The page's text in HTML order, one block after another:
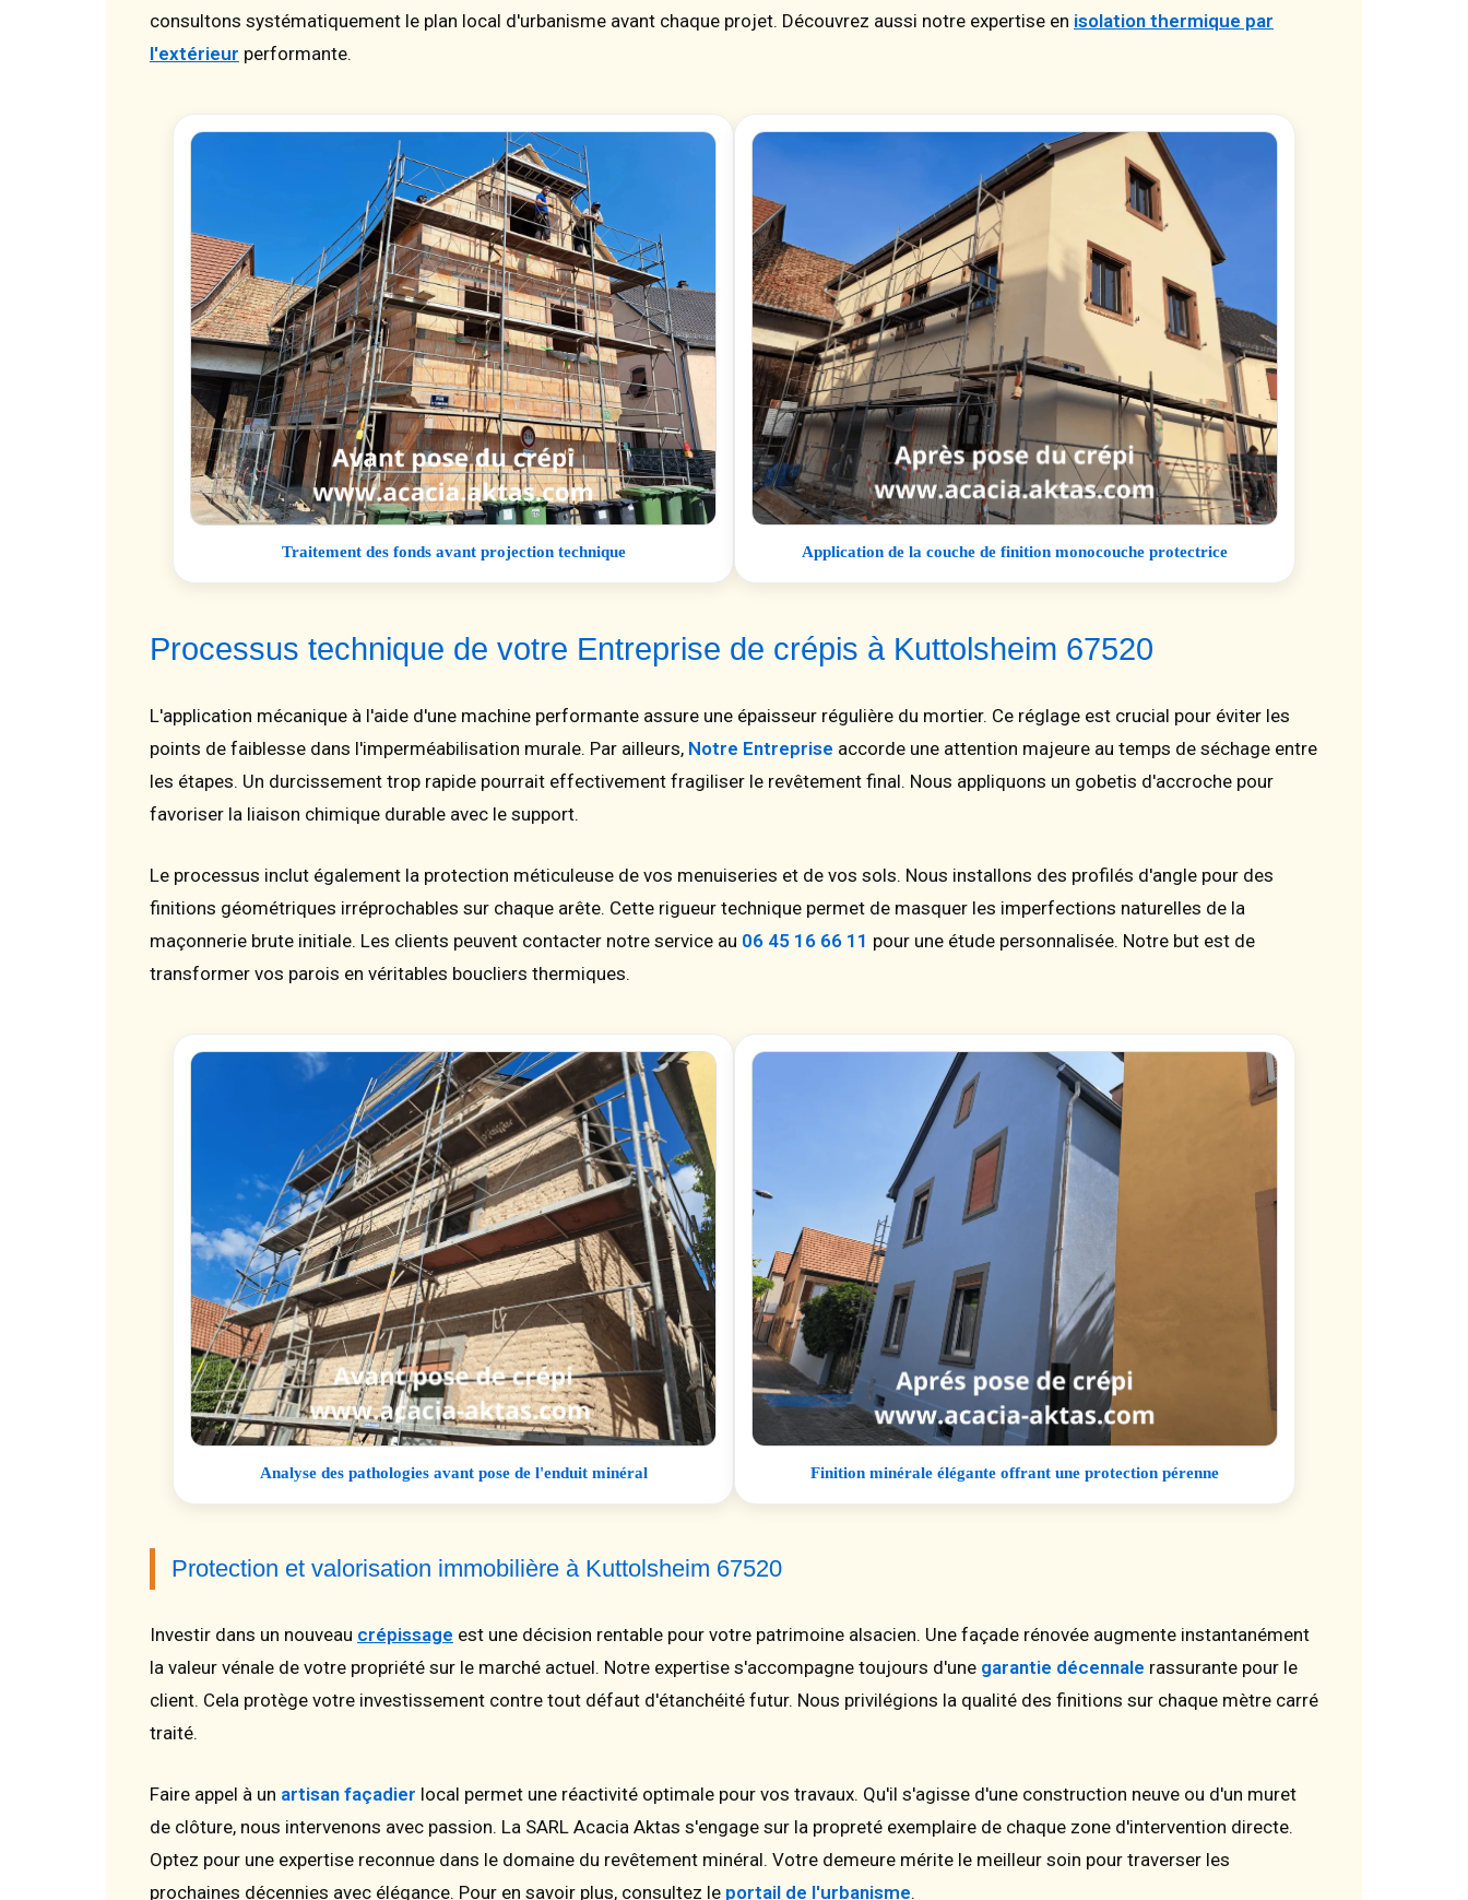
consultons systématiquement le plan local d'urbanisme avant chaque projet. Découvrez aussi notre expertise en isolation thermique par
l'extérieur performante.
Traitement des fonds avant projection technique Application de la couche de finition monocouche protectrice
Processus technique de votre Entreprise de crépis à Kuttolsheim 67520
L'application mécanique à l'aide d'une machine performante assure une épaisseur régulière du mortier. Ce réglage est crucial pour éviter les
points de faiblesse dans l'imperméabilisation murale. Par ailleurs, Notre Entreprise accorde une attention majeure au temps de séchage entre
les étapes. Un durcissement trop rapide pourrait effectivement fragiliser le revêtement final. Nous appliquons un gobetis d'accroche pour
favoriser la liaison chimique durable avec le support.
Le processus inclut également la protection méticuleuse de vos menuiseries et de vos sols. Nous installons des profilés d'angle pour des
finitions géométriques irréprochables sur chaque arête. Cette rigueur technique permet de masquer les imperfections naturelles de la
maçonnerie brute initiale. Les clients peuvent contacter notre service au 06 45 16 66 11 pour une étude personnalisée. Notre but est de
transformer vos parois en véritables boucliers thermiques.
Analyse des pathologies avant pose de l'enduit minéral Finition minérale élégante offrant une protection pérenne
Protection et valorisation immobilière à Kuttolsheim 67520
Investir dans un nouveau crépissage est une décision rentable pour votre patrimoine alsacien. Une façade rénovée augmente instantanément
la valeur vénale de votre propriété sur le marché actuel. Notre expertise s'accompagne toujours d'une garantie décennale rassurante pour le
client. Cela protège votre investissement contre tout défaut d'étanchéité futur. Nous privilégions la qualité des finitions sur chaque mètre carré
traité.
Faire appel à un artisan façadier local permet une réactivité optimale pour vos travaux. Qu'il s'agisse d'une construction neuve ou d'un muret
de clôture, nous intervenons avec passion. La SARL Acacia Aktas s'engage sur la propreté exemplaire de chaque zone d'intervention directe.
Optez pour une expertise reconnue dans le domaine du revêtement minéral. Votre demeure mérite le meilleur soin pour traverser les
prochaines décennies avec élégance. Pour en savoir plus, consultez le portail de l'urbanisme.